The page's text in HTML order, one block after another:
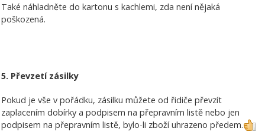
Také náhladněte do kartonu s kachlemi, zda není nějaká
poškozená.
5. Převzetí zásilky
Pokud je vše v pořádku, zásilku můžete od řidiče převzít
zaplacením dobírky a podpisem na přepravním listě nebo jen
podpisem na přepravním listě, bylo-li zboží uhrazeno předem.